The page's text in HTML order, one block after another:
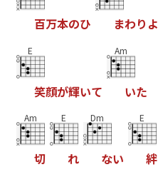
百万本のひ まわり よ
E
笑顔が輝いて
Am
いた
Am
切
E
れ
Dm
ない
E
絆